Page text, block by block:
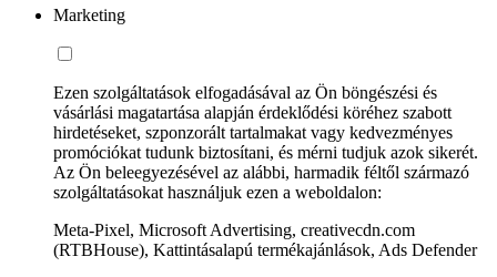
Marketing
Ezen szolgáltatások elfogadásával az Ön böngészési és
vásárlási magatartása alapján érdeklődési köréhez szabott
hirdetéseket, szponzorált tartalmakat vagy kedvezményes
promóciókat tudunk biztosítani, és mérni tudjuk azok sikerét.
Az Ön beleegyezésével az alábbi, harmadik féltől származó
szolgáltatásokat használjuk ezen a weboldalon:
Meta-Pixel, Microsoft Advertising, creativecdn.com
(RTBHouse), Kattintásalapú termékajánlások, Ads Defender